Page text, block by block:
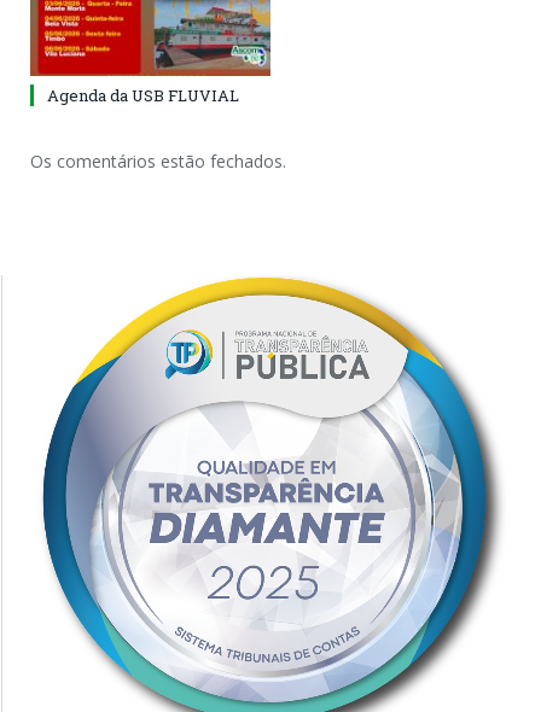
Agenda da USB FLUVIAL
Os comentários estão fechados.